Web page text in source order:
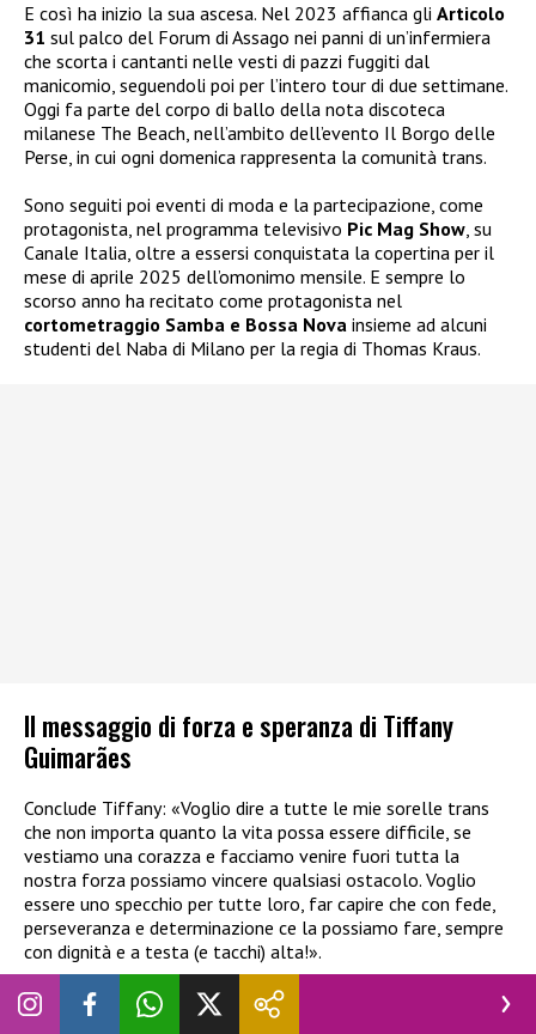
E così ha inizio la sua ascesa. Nel 2023 affianca gli Articolo
31 sul palco del Forum di Assago nei panni di un’infermiera
che scorta i cantanti nelle vesti di pazzi fuggiti dal
manicomio, seguendoli poi per l’intero tour di due settimane.
Oggi fa parte del corpo di ballo della nota discoteca
milanese The Beach, nell’ambito dell’evento Il Borgo delle
Perse, in cui ogni domenica rappresenta la comunità trans.
Sono seguiti poi eventi di moda e la partecipazione, come
protagonista, nel programma televisivo Pic Mag Show, su
Canale Italia, oltre a essersi conquistata la copertina per il
mese di aprile 2025 dell’omonimo mensile. E sempre lo
scorso anno ha recitato come protagonista nel
cortometraggio Samba e Bossa Nova insieme ad alcuni
studenti del Naba di Milano per la regia di Thomas Kraus.
Il messaggio di forza e speranza di Tiffany
Guimarães
Conclude Tiffany: «Voglio dire a tutte le mie sorelle trans
che non importa quanto la vita possa essere difficile, se
vestiamo una corazza e facciamo venire fuori tutta la
nostra forza possiamo vincere qualsiasi ostacolo. Voglio
essere uno specchio per tutte loro, far capire che con fede,
perseveranza e determinazione ce la possiamo fare, sempre
con dignità e a testa (e tacchi) alta!».
La vedremo al Grande fratello?